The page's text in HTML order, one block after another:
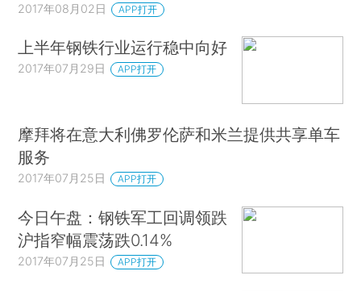
2017年08月02日 APP打开
上半年钢铁行业运行稳中向好
2017年07月29日 APP打开
摩拜将在意大利佛罗伦萨和米兰提供共享单车
服务
2017年07月25日 APP打开
今日午盘：钢铁军工回调领跌
沪指窄幅震荡跌0.14%
2017年07月25日 APP打开